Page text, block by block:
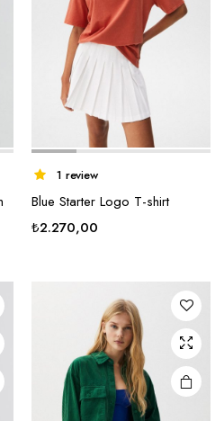
1 review
Blue Starter Logo T-shirt
₺2.270,00